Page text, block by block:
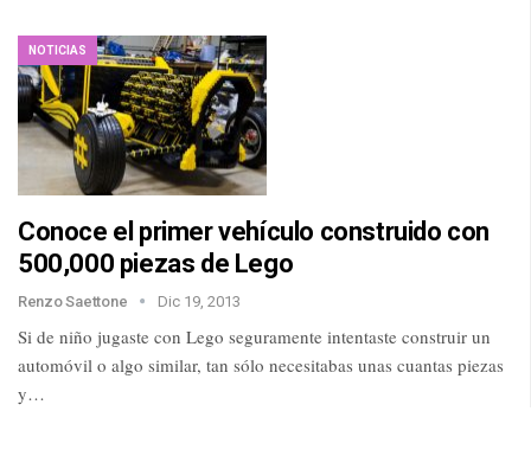
NOTICIAS
Conoce el primer vehículo construido con
500,000 piezas de Lego
Renzo Saettone Dic 19, 2013
Si de niño jugaste con Lego seguramente intentaste construir un
automóvil o algo similar, tan sólo necesitabas unas cuantas piezas
y…